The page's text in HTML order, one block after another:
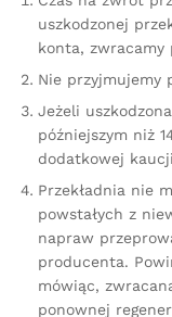
uszkodzonej
konta, zwracamy
Nie przyjmujemy
Jeżeli
późniejszym niż
dodatkowej
Przekładnia nie
powstałych z
napraw
producenta.
mówiąc,
ponownej